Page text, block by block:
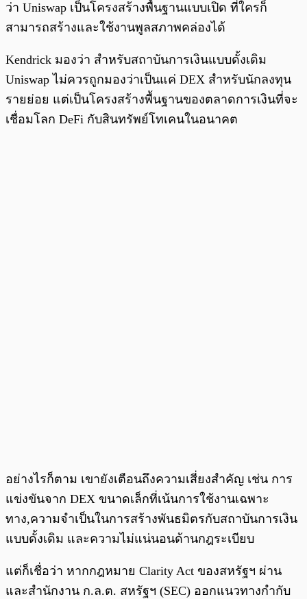
ว่า Uniswap เป็นโครงสร้างพื้นฐานแบบเปิด ที่ใครก็
สามารถสร้างและใช้งานพูลสภาพคล่องได้
Kendrick มองว่า สำหรับสถาบันการเงินแบบดั้งเดิม
Uniswap ไม่ควรถูกมองว่าเป็นแค่ DEX สำหรับนักลงทุน
รายย่อย แต่เป็นโครงสร้างพื้นฐานของตลาดการเงินที่จะ
เชื่อมโลก DeFi กับสินทรัพย์โทเคนในอนาคต
อย่างไรก็ตาม เขายังเตือนถึงความเสี่ยงสำคัญ เช่น การ
แข่งขันจาก DEX ขนาดเล็กที่เน้นการใช้งานเฉพาะ
ทาง,ความจำเป็นในการสร้างพันธมิตรกับสถาบันการเงิน
แบบดั้งเดิม และความไม่แน่นอนด้านกฎระเบียบ
แต่ก็เชื่อว่า หากกฎหมาย Clarity Act ของสหรัฐฯ ผ่าน
และสำนักงาน ก.ล.ต. สหรัฐฯ (SEC) ออกแนวทางกำกับ